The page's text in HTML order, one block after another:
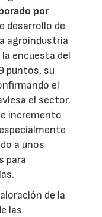
por
desarrollo de
agroindustria
encuesta del
puntos, su
el
el sector.
incremento
a unos
para
de la
las